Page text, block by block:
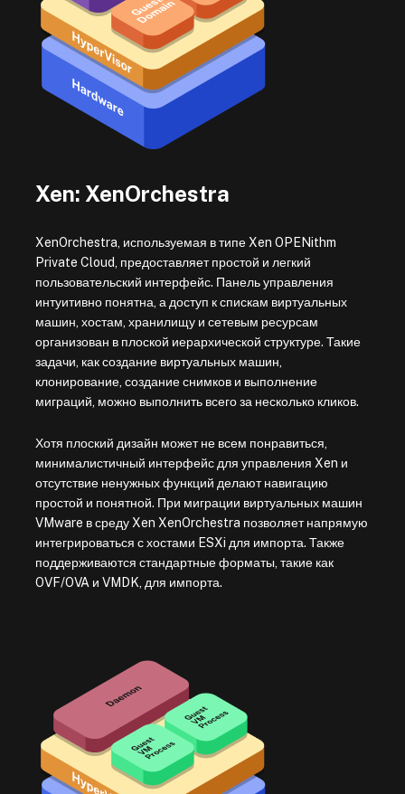
Xen: XenOrchestra
XenOrchestra, используемая в типе Xen OPENithm
Private Cloud, предоставляет простой и легкий
пользовательский интерфейс. Панель управления
интуитивно понятна, а доступ к спискам виртуальных
машин, хостам, хранилищу и сетевым ресурсам
организован в плоской иерархической структуре. Такие
задачи, как создание виртуальных машин,
клонирование, создание снимков и выполнение
миграций, можно выполнить всего за несколько кликов.
Хотя плоский дизайн может не всем понравиться,
минималистичный интерфейс для управления Xen и
отсутствие ненужных функций делают навигацию
простой и понятной. При миграции виртуальных машин
VMware в среду Xen XenOrchestra позволяет напрямую
интегрироваться с хостами ESXi для импорта. Также
поддерживаются стандартные форматы, такие как
OVF/OVA и VMDK, для импорта.